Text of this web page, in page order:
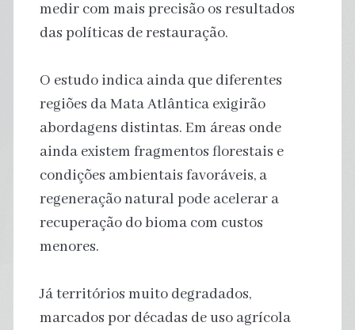
medir com mais precisão os resultados
das políticas de restauração.
O estudo indica ainda que diferentes
regiões da Mata Atlântica exigirão
abordagens distintas. Em áreas onde
ainda existem fragmentos florestais e
condições ambientais favoráveis, a
regeneração natural pode acelerar a
recuperação do bioma com custos
menores.
Já territórios muito degradados,
marcados por décadas de uso agrícola